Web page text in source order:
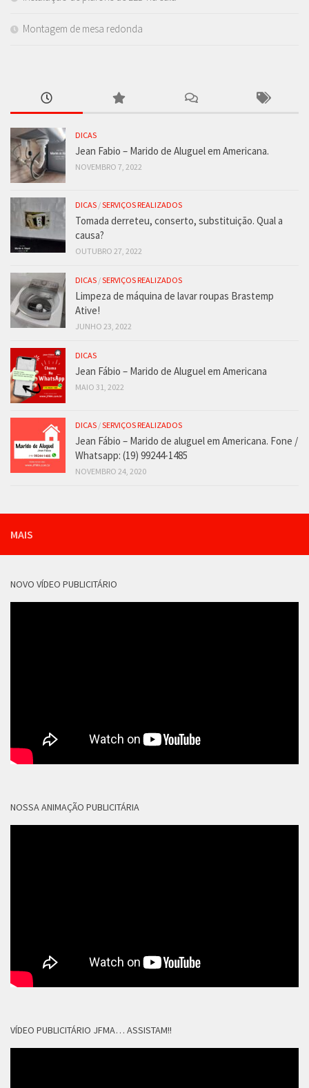
Montagem de mesa redonda
DICAS
Jean Fabio – Marido de Aluguel em Americana.
NOVEMBRO 7, 2022
DICAS /SERVIÇOS REALIZADOS
Tomada derreteu, conserto, substituição. Qual a
causa?
OUTUBRO 27, 2022
DICAS /SERVIÇOS REALIZADOS
Limpeza de máquina de lavar roupas Brastemp
Ative!
JUNHO 23, 2022
DICAS
Jean Fábio – Marido de Aluguel em Americana
MAIO 31, 2022
DICAS /SERVIÇOS REALIZADOS
Jean Fábio – Marido de aluguel em Americana. Fone /
Whatsapp: (19) 99244-1485
NOVEMBRO 24, 2020
MAIS
NOVO VÍDEO PUBLICITÁRIO
NOSSA ANIMAÇÃO PUBLICITÁRIA
VÍDEO PUBLICITÁRIO JFMA… ASSISTAM!!